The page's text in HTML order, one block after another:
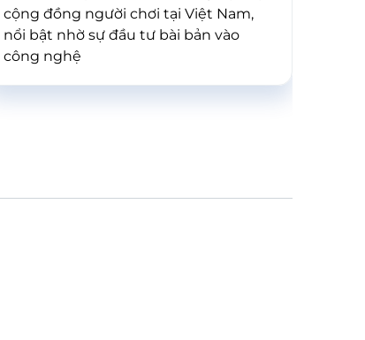
cộng đồng người chơi tại Việt Nam,
nổi bật nhờ sự đầu tư bài bản vào
công nghệ